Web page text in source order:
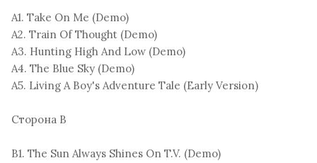
A1. Take On Me (Demo)
A2. Train Of Thought (Demo)
A3. Hunting High And Low (Demo)
A4. The Blue Sky (Demo)
A5. Living A Boy's Adventure Tale (Early Version)
Сторона B
B1. The Sun Always Shines On T.V. (Demo)